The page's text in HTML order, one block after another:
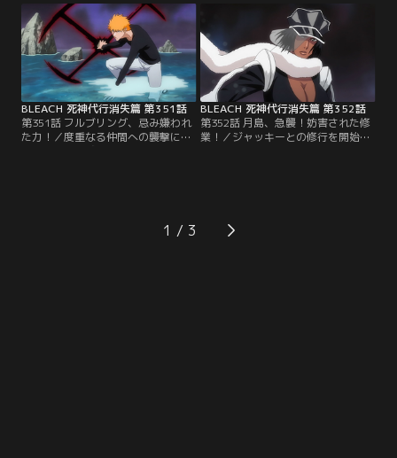
いた。織姫に死んでくれ、という獅
子河原に、意味を理解できずに首を
ひねる織姫。獅子河原もまた、その
可愛さに戦意喪失気味になってい
た。だが、獅子河原が「石田雨竜を
襲った」と宣言したことで…。【提
供：バンダイチャンネル】
月島と対峙した織姫は、月島の隙を
狙おうと必死で様子を伺っていた。
だが、月島は飄々とした態度を崩さ
ず、ついには去っていこうとする。
なんとか足止めしようと攻撃をしか
けた織姫に…。【提供：バンダイチ
ャンネル】
BLEACH 死神代行消失篇 第351話
第351話 フルブリング、忌み嫌われ
た力！／度重なる仲間への襲撃に焦
ずにいた。フルブリングの力を忌み
嫌うジャッキーには、一護の言葉が
BLEACH 死神代行消失篇 第352話
第352話 月島、急襲！妨害された修
業！／ジャッキーとの修行を開始す
力「ダーティー・ブーツ」だったの
だ。一護はその威力に、次第にガー
1